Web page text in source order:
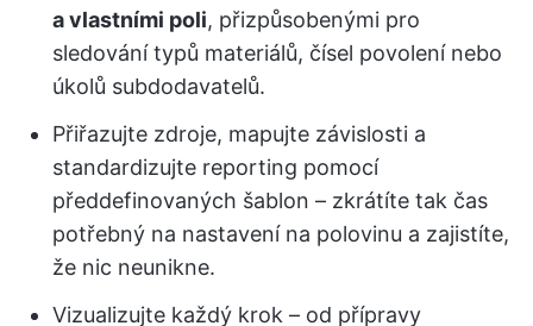
a vlastními poli, přizpůsobenými pro
sledování typů materiálů, čísel povolení nebo
úkolů subdodavatelů.
Přiřazujte zdroje, mapujte závislosti a
standardizujte reporting pomocí
předdefinovaných šablon – zkrátíte tak čas
potřebný na nastavení na polovinu a zajistíte,
že nic neunikne.
Vizualizujte každý krok – od přípravy